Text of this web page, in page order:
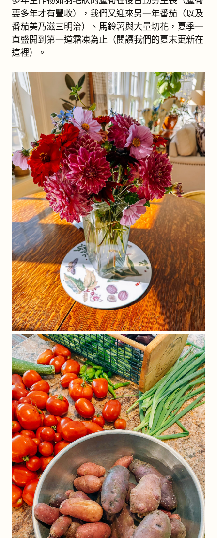
要多年才有豐收），我們又迎來另一年番茄（以及
番茄美乃滋三明治）、馬鈴薯與大量切花，夏季一
直盛開到第一道霜凍為止（閱讀我們的夏末更新在
這裡）。